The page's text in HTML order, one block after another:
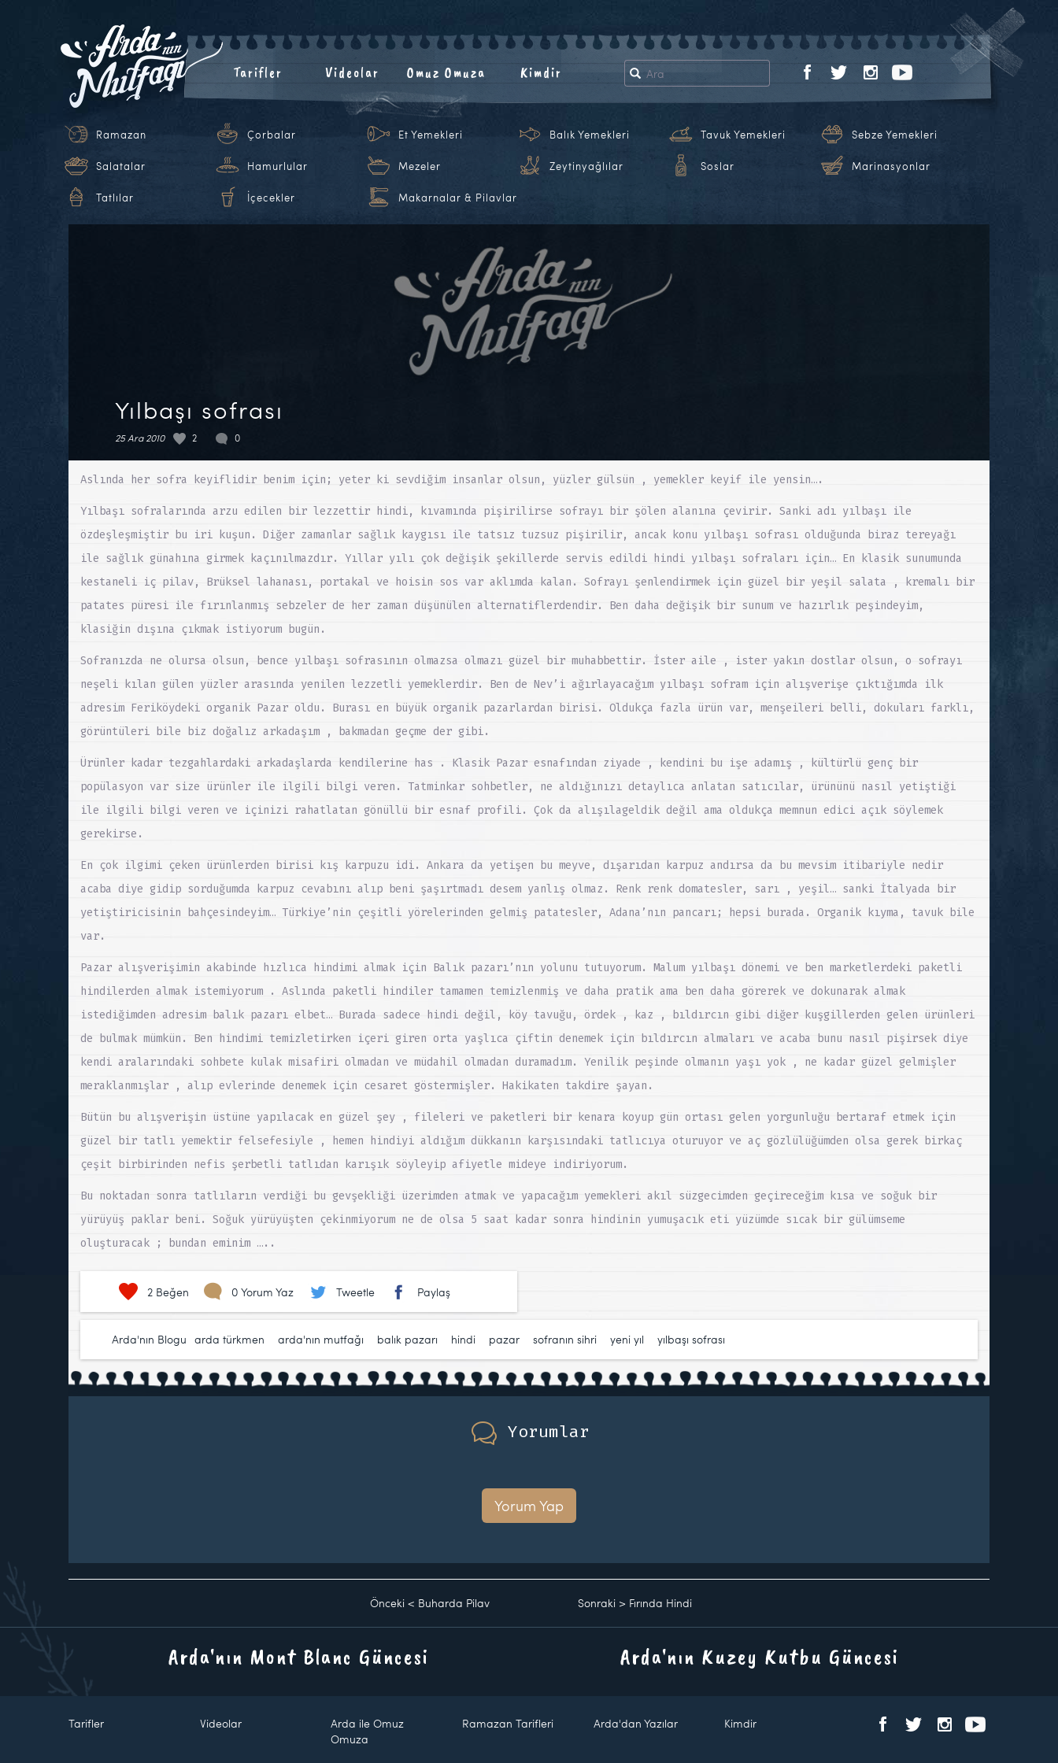
Tarifler Videolar Omuz Omuza Kimdir
Ramazan Çorbalar Et Yemekleri Balık Yemekleri Tavuk Yemekleri Sebze Yemekleri
Salatalar Hamurlular Mezeler Zeytinyağlılar Soslar Marinasyonlar
Tatlılar İçecekler Makarnalar & Pilavlar
Yılbaşı sofrası
25 Ara 2010 2 0
Aslında her sofra keyiflidir benim için; yeter ki sevdiğim insanlar olsun, yüzler gülsün , yemekler keyif ile yensin….
Yılbaşı sofralarında arzu edilen bir lezzettir hindi, kıvamında pişirilirse sofrayı bir şölen alanına çevirir. Sanki adı yılbaşı ile
özdeşleşmiştir bu iri kuşun. Diğer zamanlar sağlık kaygısı ile tatsız tuzsuz pişirilir, ancak konu yılbaşı sofrası olduğunda biraz tereyağı
ile sağlık günahına girmek kaçınılmazdır. Yıllar yılı çok değişik şekillerde servis edildi hindi yılbaşı sofraları için… En klasik sunumunda
kestaneli iç pilav, Brüksel lahanası, portakal ve hoisin sos var aklımda kalan. Sofrayı şenlendirmek için güzel bir yeşil salata , kremalı bir
patates püresi ile fırınlanmış sebzeler de her zaman düşünülen alternatiflerdendir. Ben daha değişik bir sunum ve hazırlık peşindeyim,
klasiğin dışına çıkmak istiyorum bugün.
Sofranızda ne olursa olsun, bence yılbaşı sofrasının olmazsa olmazı güzel bir muhabbettir. İster aile , ister yakın dostlar olsun, o sofrayı
neşeli kılan gülen yüzler arasında yenilen lezzetli yemeklerdir. Ben de Nev’i ağırlayacağım yılbaşı sofram için alışverişe çıktığımda ilk
adresim Feriköydeki organik Pazar oldu. Burası en büyük organik pazarlardan birisi. Oldukça fazla ürün var, menşeileri belli, dokuları farklı,
görüntüleri bile biz doğalız arkadaşım , bakmadan geçme der gibi.
Ürünler kadar tezgahlardaki arkadaşlarda kendilerine has . Klasik Pazar esnafından ziyade , kendini bu işe adamış , kültürlü genç bir
popülasyon var size ürünler ile ilgili bilgi veren. Tatminkar sohbetler, ne aldığınızı detaylıca anlatan satıcılar, ürününü nasıl yetiştiği
ile ilgili bilgi veren ve içinizi rahatlatan gönüllü bir esnaf profili. Çok da alışılageldik değil ama oldukça memnun edici açık söylemek
gerekirse.
En çok ilgimi çeken ürünlerden birisi kış karpuzu idi. Ankara da yetişen bu meyve, dışarıdan karpuz andırsa da bu mevsim itibariyle nedir
acaba diye gidip sorduğumda karpuz cevabını alıp beni şaşırtmadı desem yanlış olmaz. Renk renk domatesler, sarı , yeşil… sanki İtalyada bir
yetiştiricisinin bahçesindeyim… Türkiye’nin çeşitli yörelerinden gelmiş patatesler, Adana’nın pancarı; hepsi burada. Organik kıyma, tavuk bile
var.
Pazar alışverişimin akabinde hızlıca hindimi almak için Balık pazarı’nın yolunu tutuyorum. Malum yılbaşı dönemi ve ben marketlerdeki paketli
hindilerden almak istemiyorum . Aslında paketli hindiler tamamen temizlenmiş ve daha pratik ama ben daha görerek ve dokunarak almak
istediğimden adresim balık pazarı elbet… Burada sadece hindi değil, köy tavuğu, ördek , kaz , bıldırcın gibi diğer kuşgillerden gelen ürünleri
de bulmak mümkün. Ben hindimi temizletirken içeri giren orta yaşlıca çiftin denemek için bıldırcın almaları ve acaba bunu nasıl pişirsek diye
kendi aralarındaki sohbete kulak misafiri olmadan ve müdahil olmadan duramadım. Yenilik peşinde olmanın yaşı yok , ne kadar güzel gelmişler
meraklanmışlar , alıp evlerinde denemek için cesaret göstermişler. Hakikaten takdire şayan.
Bütün bu alışverişin üstüne yapılacak en güzel şey , fileleri ve paketleri bir kenara koyup gün ortası gelen yorgunluğu bertaraf etmek için
güzel bir tatlı yemektir felsefesiyle , hemen hindiyi aldığım dükkanın karşısındaki tatlıcıya oturuyor ve aç gözlülüğümden olsa gerek birkaç
çeşit birbirinden nefis şerbetli tatlıdan karışık söyleyip afiyetle mideye indiriyorum.
Bu noktadan sonra tatlıların verdiği bu gevşekliği üzerimden atmak ve yapacağım yemekleri akıl süzgecimden geçireceğim kısa ve soğuk bir
yürüyüş paklar beni. Soğuk yürüyüşten çekinmiyorum ne de olsa 5 saat kadar sonra hindinin yumuşacık eti yüzümde sıcak bir gülümseme
oluşturacak ; bundan eminim …..
2 Beğen 0 Yorum Yaz Tweetle Paylaş
Arda'nın Blogu arda türkmen arda'nın mutfağı balık pazarı hindi pazar sofranın sihri yeni yıl yılbaşı sofrası
Yorumlar
Yorum Yap
Önceki < Buharda Pilav Sonraki > Fırında Hindi
Arda'nın Mont Blanc Güncesi Arda'nın Kuzey Kutbu Güncesi
Tarifler Videolar
Arda ile Omuz
Omuza
Ramazan Tarifleri Arda'dan Yazılar Kimdir